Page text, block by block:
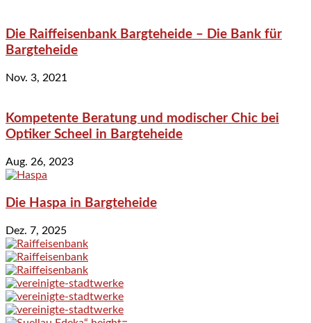
Die Raiffeisenbank Bargteheide – Die Bank für
Bargteheide
Nov. 3, 2021
Kompetente Beratung und modischer Chic bei
Optiker Scheel in Bargteheide
Aug. 26, 2023
Die Haspa in Bargteheide
Dez. 7, 2025